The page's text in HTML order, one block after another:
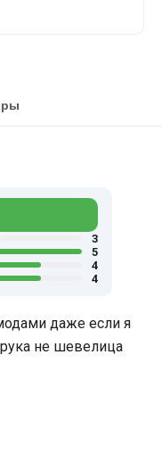
3
5
4
4
даже если я
не шевелица